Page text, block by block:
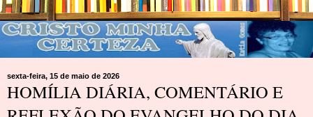
sexta-feira, 15 de maio de 2026
HOMÍLIA DIÁRIA, COMENTÁRIO E